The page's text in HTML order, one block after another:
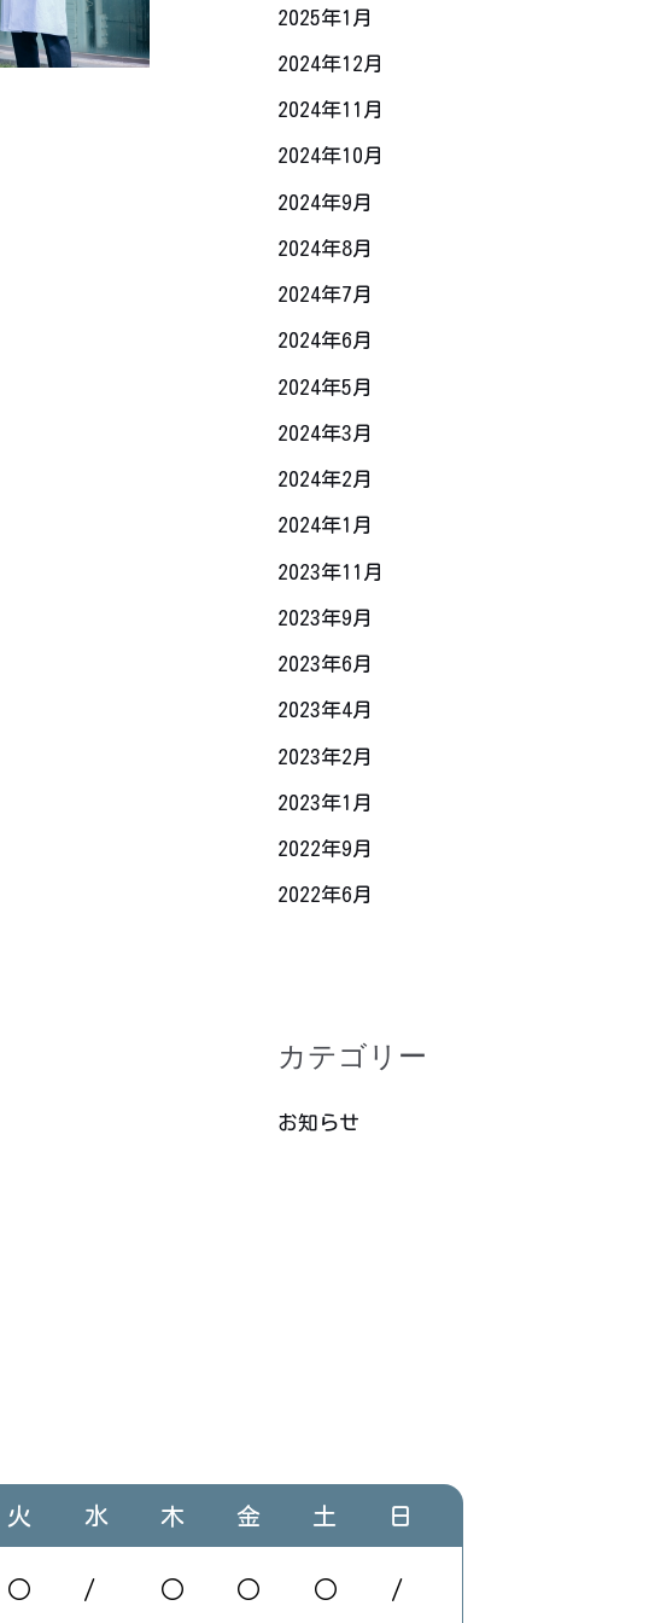
2025年1月
2024年12月
2024年11月
2024年10月
2024年9月
2024年8月
2024年7月
2024年6月
2024年5月
2024年3月
2024年2月
2024年1月
2023年11月
2023年9月
2023年6月
2023年4月
2023年2月
2023年1月
2022年9月
2022年6月
カテゴリー
お知らせ
火 水 木 金 土 日
○ / ○ ○ ○ /